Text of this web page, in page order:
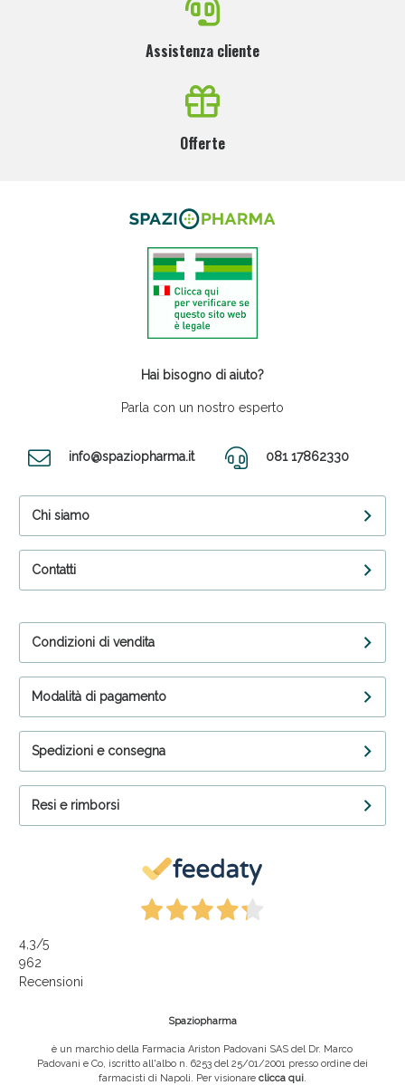
Assistenza cliente
Offerte
Hai bisogno di aiuto?
Parla con un nostro esperto
info@spaziopharma.it 081 17862330
Chi siamo
Contatti
Condizioni di vendita
Modalità di pagamento
Spedizioni e consegna
Resi e rimborsi
4,3/5
962
Recensioni
Spaziopharma
è un marchio della Farmacia Ariston Padovani SAS del Dr. Marco
Padovani e Co, iscritto all'albo n. 6253 del 25/01/2001 presso ordine dei
farmacisti di Napoli. Per visionare clicca qui.